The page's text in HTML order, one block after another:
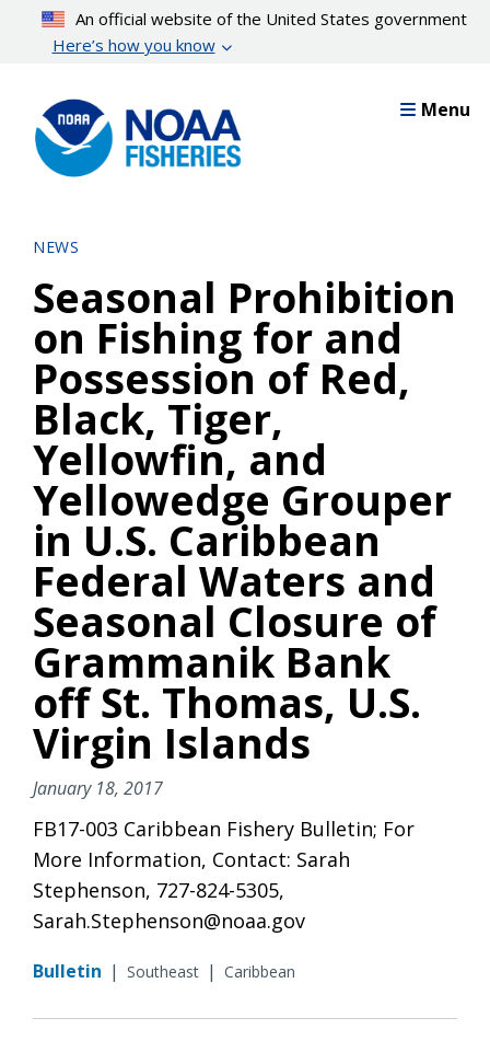
content
An official website of the United States government
Here’s how you know
Menu
NEWS
Seasonal Prohibition
on Fishing for and
Possession of Red,
Black, Tiger,
Yellowfin, and
Yellowedge Grouper
in U.S. Caribbean
Federal Waters and
Seasonal Closure of
Grammanik Bank
off St. Thomas, U.S.
Virgin Islands
January 18, 2017
FB17-003 Caribbean Fishery Bulletin; For
More Information, Contact: Sarah
Stephenson, 727-824-5305,
Sarah.Stephenson@noaa.gov
Bulletin | Southeast | Caribbean